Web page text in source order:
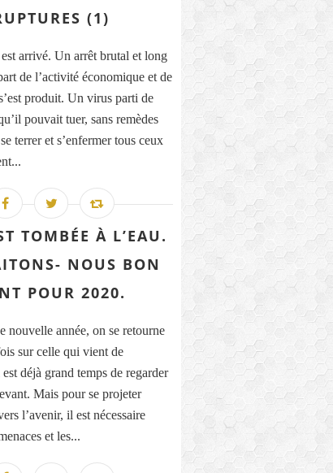
(1)
arrivé. Un arrêt brutal et long
de l’activité économique et de
produit. Un virus parti de
pouvait tuer, sans remèdes
terrer et s’enfermer tous ceux
TOMBÉE À L’EAU.
NOUS BON
POUR 2020.
nouvelle année, on se retourne
sur celle qui vient de
est déjà grand temps de regarder
Mais pour se projeter
l’avenir, il est nécessaire
et les...